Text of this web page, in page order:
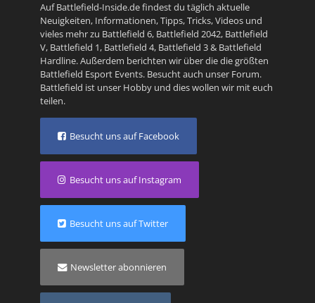
Auf Battlefield-Inside.de findest du täglich aktuelle
Neuigkeiten, Informationen, Tipps, Tricks, Videos und
vieles mehr zu Battlefield 6, Battlefield 2042, Battlefield
V, Battlefield 1, Battlefield 4, Battlefield 3& Battlefield
Hardline. Außerdem berichten wir über die die größten
Battlefield Esport Events. Besucht auch unser Forum.
Battlefield ist unser Hobby und dies wollen wir mit euch
teilen.
Besucht uns auf Facebook
Besucht uns auf Instagram
Besucht uns auf Twitter
Newsletter abonnieren